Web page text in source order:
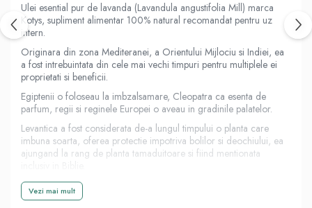
Ulei esential pur de lavanda (Lavandula angustifolia Mill) marca
Kotys, supliment alimentar 100% natural recomandat pentru uz
intern.
Originara din zona Mediteranei, a Orientului Mijlociu si Indiei, ea
a fost intrebuintata din cele mai vechi timpuri pentru multiplele ei
proprietati si beneficii.
Egiptenii o foloseau la imbzalsamare, Cleopatra ca esenta de
parfum, regii si reginele Europei o aveau in gradinile palatelor.
Levantica a fost considerata de-a lungul timpului o planta care
imbuna soarta, oferea protectie impotriva bolilor si deochiului, ea
ajungand la rang de planta tamaduitoare si fiind mentionata
Florile de lavanda se folosesc si in scop medicinal, intern ca
puternic aromatizant cu efect antiseptic local si usor antispastic, ca
Vezi mai mult